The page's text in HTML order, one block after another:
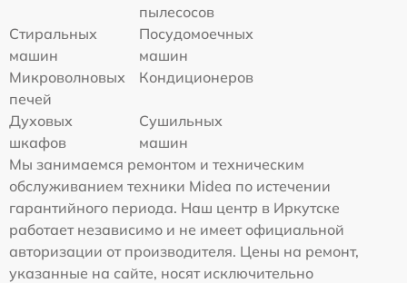
пылесосов
Стиральных
машин
Посудомоечных
машин
Микроволновых
печей
Кондиционеров
Духовых
шкафов
Сушильных
машин
Мы занимаемся ремонтом и техническим
обслуживанием техники Midea по истечении
гарантийного периода. Наш центр в Иркутске
работает независимо и не имеет официальной
авторизации от производителя. Цены на ремонт,
указанные на сайте, носят исключительно